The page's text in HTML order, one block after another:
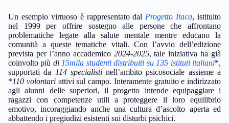
Un esempio virtuoso è rappresentato dal Progetto Itaca, istituito
nel 1999 per offrire sostegno alle persone che affrontano
problematiche legate alla salute mentale mentre educano la
comunità a queste tematiche vitali. Con l’avvio dell’edizione
prevista per l’anno accademico 2024-2025, tale iniziativa ha già
coinvolto più di 15mila studenti distribuiti su 135 istituti italiani*,
supportati da
114 specialistinell’ambito psicosociale assieme a
*110 volontariattivi sul campo. Interamente gratuito e indirizzato
agli alunni delle superiori, il progetto intende equipaggiare i
ragazzi con competenze utili a proteggere il loro equilibrio
emotivo, incoraggiando anche una cultura d’ascolto aperta ed
abbattendo i pregiudizi esistenti sui disturbi psichici.